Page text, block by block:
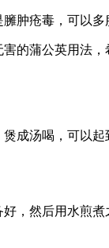
肿疮毒，可以
的蒲公英用法
成汤喝，可以
，然后用水煎